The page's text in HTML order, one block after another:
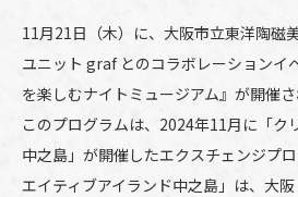
11月21日（木）に、大阪市立東洋陶磁
ユニット graf とのコラボレーションイ
を楽しむナイトミュージアム』が開催さ
このプログラムは、2024年11月に「ク
中之島」が開催したエクスチェンジプ
エイティブアイランド中之島」は、大